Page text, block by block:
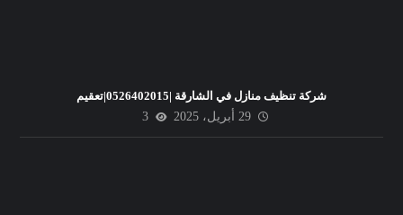
شركة تنظيف منازل في الشارقة |0526402015|تعقيم
29 أبريل، 2025
3